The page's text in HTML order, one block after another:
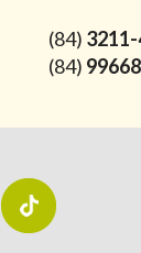
(84)
(84)